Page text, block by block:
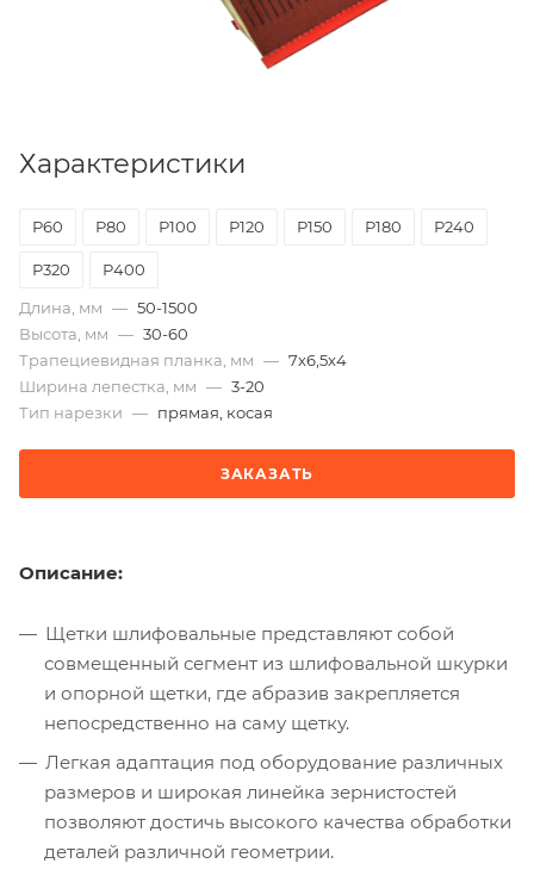
Характеристики
Р60 Р80 Р100 Р120 Р150 Р180 Р240
Р320
Р400
Длина, мм — 50-1500
Высота, мм — 30-60
Трапециевидная планка, мм — 7х6,5х4
Ширина лепестка, мм — 3-20
Тип нарезки — прямая, косая
ЗАКАЗАТЬ
Описание:
Щетки шлифовальные представляют собой
совмещенный сегмент из шлифовальной шкурки
и опорной щетки, где абразив закрепляется
непосредственно на саму щетку.
Легкая адаптация под оборудование различных
размеров и широкая линейка зернистостей
позволяют достичь высокого качества обработки
деталей различной геометрии.